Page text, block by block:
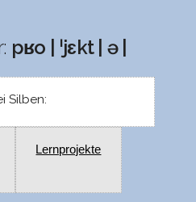
pʁo | ˈjɛkt | ə |
Silben:
Lernprojekte